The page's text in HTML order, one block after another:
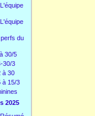
du
30/5
30/3
à 30
à 15/3
2025